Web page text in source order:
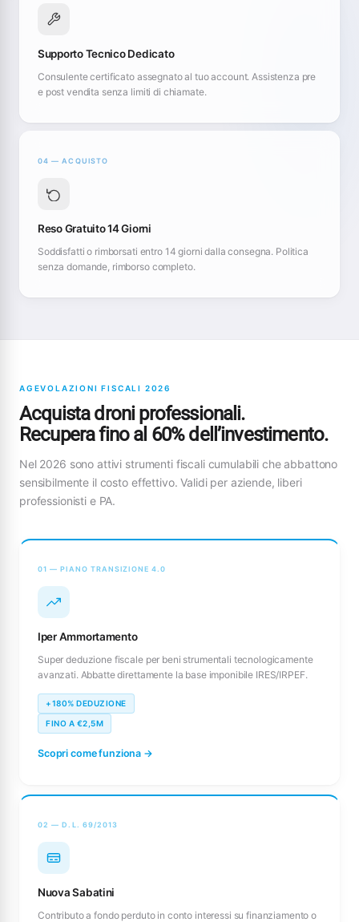
Supporto Tecnico Dedicato
Consulente certificato assegnato al tuo account. Assistenza pre
e post vendita senza limiti di chiamate.
04 — ACQUISTO
Reso Gratuito 14 Giorni
Soddisfatti o rimborsati entro 14 giorni dalla consegna. Politica
senza domande, rimborso completo.
AGEVOLAZIONI FISCALI 2026
Acquista droni professionali.
Recupera fino al 60% dell’investimento.
Nel 2026 sono attivi strumenti fiscali cumulabili che abbattono
sensibilmente il costo effettivo. Validi per aziende, liberi
professionisti e PA.
01 — PIANO TRANSIZIONE 4.0
Iper Ammortamento
Super deduzione fiscale per beni strumentali tecnologicamente
avanzati. Abbatte direttamente la base imponibile IRES/IRPEF.
+180% DEDUZIONE
FINO A €2,5M
Scopri come funziona →
02 — D.L. 69/2013
Nuova Sabatini
Contributo a fondo perduto in conto interessi su finanziamento o